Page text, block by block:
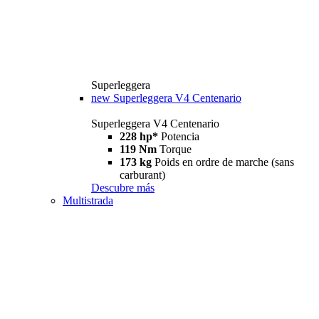
Superleggera
new Superleggera V4 Centenario
Superleggera V4 Centenario
228 hp* Potencia
119 Nm Torque
173 kg Poids en ordre de marche (sans
carburant)
Descubre más
Multistrada